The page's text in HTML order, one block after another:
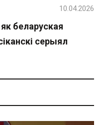
беларуская
серыял
10.04.2026